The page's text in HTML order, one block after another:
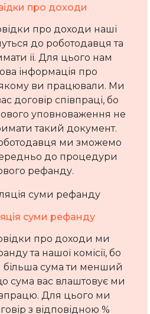
про доходи
про доходи наші
до роботодавця та
її. Для цього нам
інформація про
ви працювали. Ми
договір співпраці, бо
уповноваження не
такий документ.
ми зможемо
до процедури
рефанду.
суми рефанду
про доходи ми
та нашої комісії, бо
більша сума ти менший
сума вас влаштовує ми
Для цього ми
з відповідною %